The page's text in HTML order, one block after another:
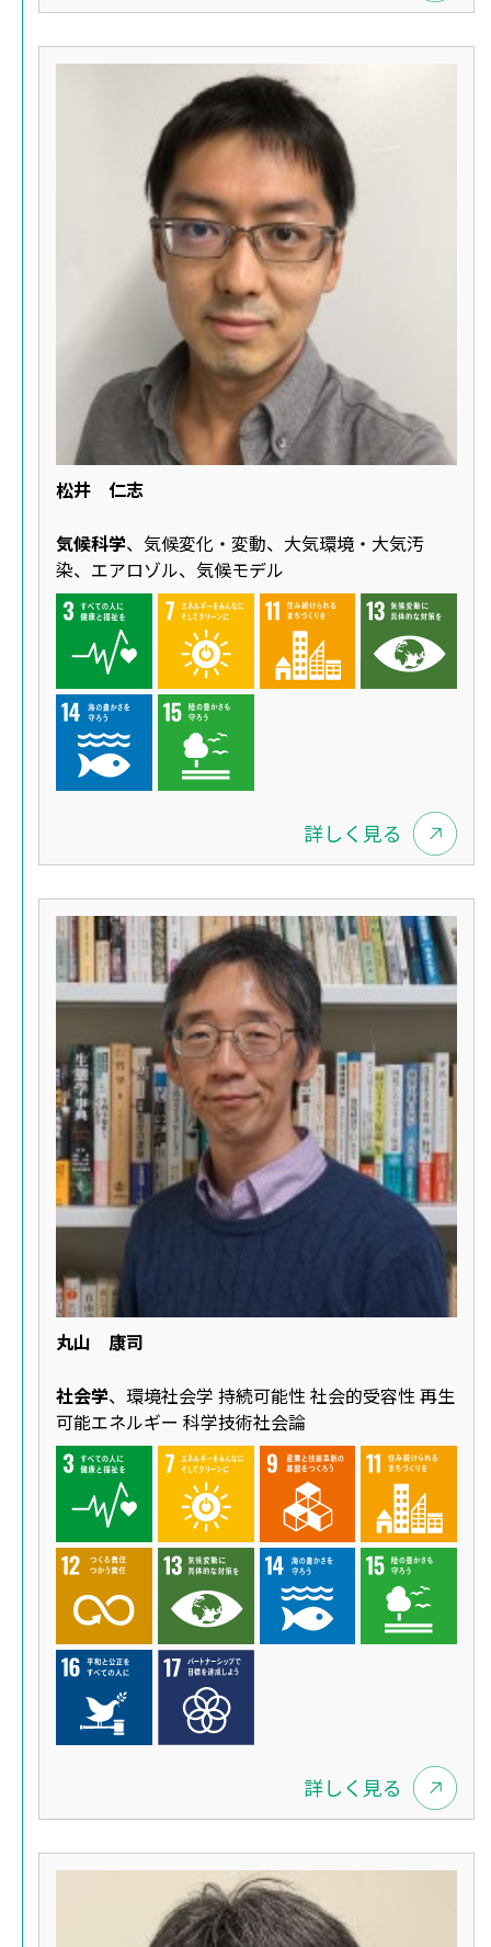
松井 仁志
気候科学、気候変化・変動、大気環境・大気汚
染、エアロゾル、気候モデル
詳しく見る
丸山 康司
社会学、環境社会学 持続可能性 社会的受容性 再生
可能エネルギー 科学技術社会論
詳しく見る